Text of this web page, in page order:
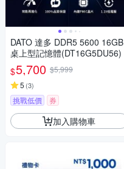
DATO 達多 DDR5 5600 16GB
桌上型記憶體(DT16G5DU56)
$5,700 $5,999
5 (3)
挑戰低價 券
加入購物車